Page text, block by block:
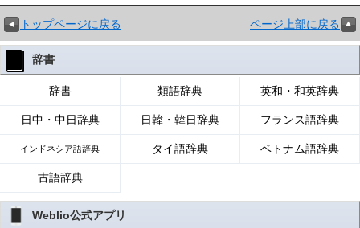
トップページに戻る ページ上部に戻る
辞書
辞書 類語辞典 英和・和英辞典
日中・中日辞典 日韓・韓日辞典 フランス語辞典
インドネシア語辞典 タイ語辞典 ベトナム語辞典
古語辞典
Weblio公式アプリ